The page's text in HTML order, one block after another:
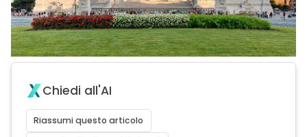
Chiedi all'AI
Riassumi questo articolo